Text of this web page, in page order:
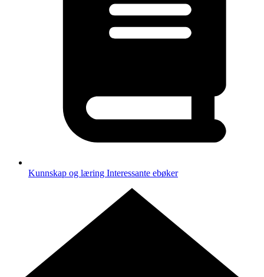
Kunnskap og læring Interessante ebøker